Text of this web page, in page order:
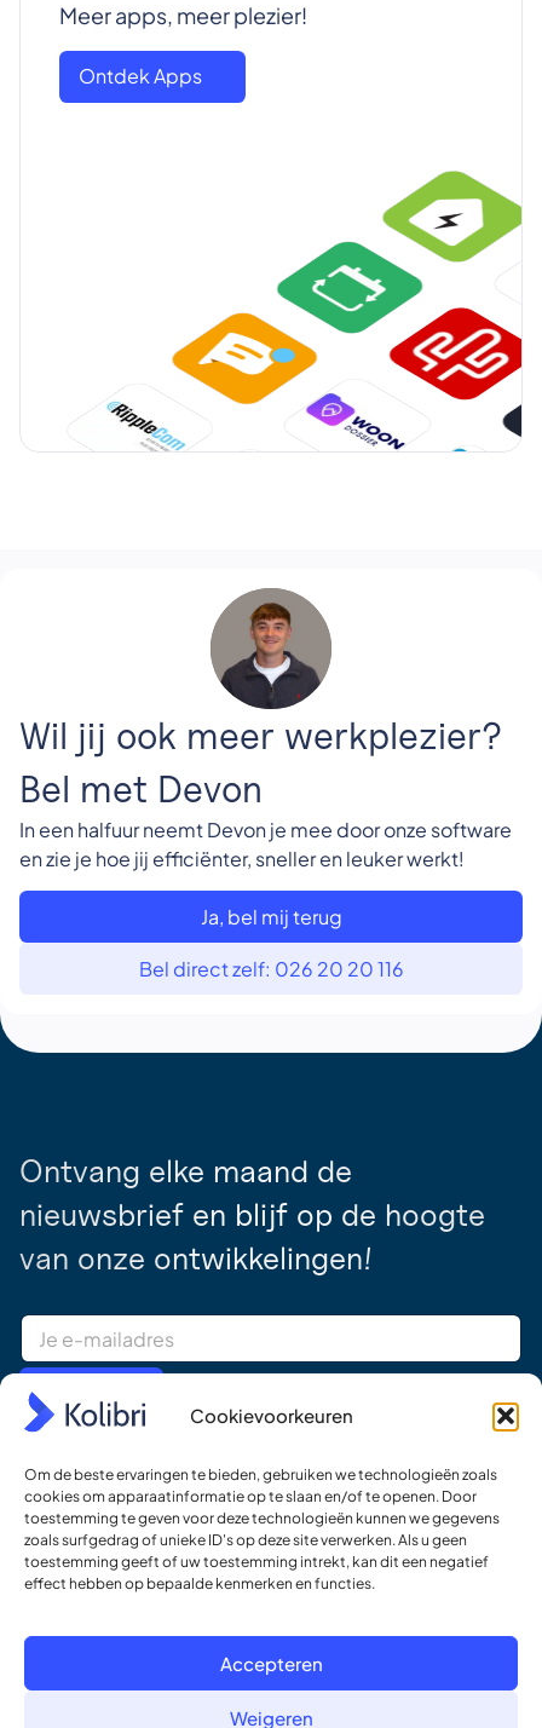
Cookievoorkeuren
Om de beste ervaringen te bieden, gebruiken we technologieën zoals
cookies om apparaatinformatie op te slaan en/of te openen. Door
toestemming te geven voor deze technologieën kunnen we gegevens
zoals surfgedrag of unieke ID's op deze site verwerken. Als u geen
toestemming geeft of uw toestemming intrekt, kan dit een negatief
effect hebben op bepaalde kenmerken en functies.
Accepteren
Weigeren
Meer apps, meer plezier!
Ontdek Apps
Wil jij ook meer werkplezier?
Bel met Devon
In een halfuur neemt Devon je mee door onze software
en zie je hoe jij efficiënter, sneller en leuker werkt!
Ja, bel mij terug
Bel direct zelf: 026 20 20 116
Ontvang elke maand de
nieuwsbrief en blijf op de hoogte
van onze ontwikkelingen!
E
a
A
d
e
s
s
*
Kolibri CRM
Websites
Jouwmakelaar.online
Mediapartners
Helpcentrum
Documentatie
Kolibri introductie
Aankomende webinars &
events